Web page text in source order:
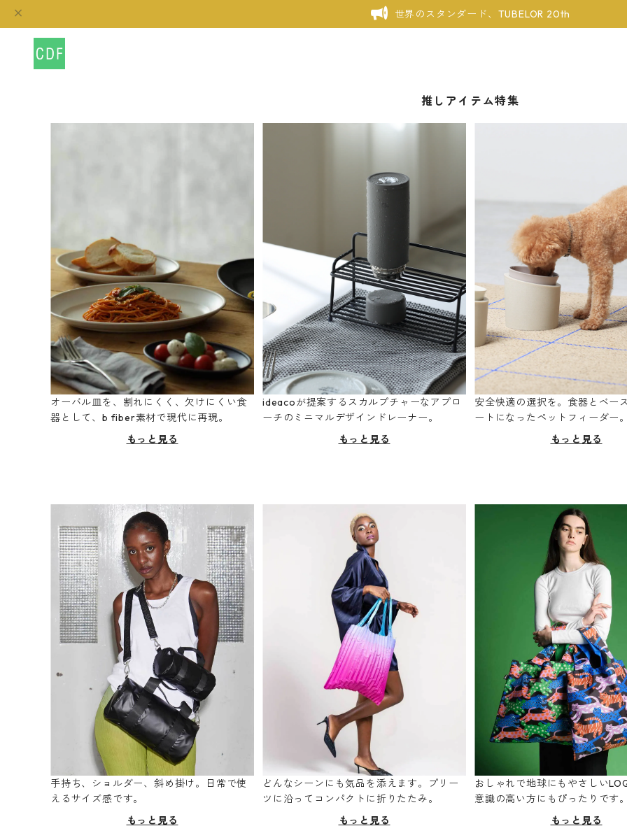
世界のスタンダード、TUBELOR 20th
推しアイテム特集
オーバル皿を、割れにくく、欠けにくい食
器として、b fiber素材で現代に再現。
もっと見る
ideacoが提案するスカルプチャーなアプロ
ーチのミニマルデザインドレーナー。
もっと見る
安全快適の選択を。食器とベー
ートになったペットフィーダー。
もっと見る
手持ち、ショルダー、斜め掛け。日常で使
えるサイズ感です。
もっと見る
どんなシーンにも気品を添えます。プリー
ツに沿ってコンパクトに折りたたみ。
もっと見る
おしゃれで地球にもやさしい
意識の高い方にもぴったりです。
もっと見る